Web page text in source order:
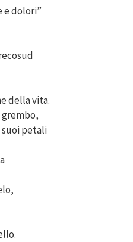
e dolori”
della vita.
grembo,
suoi petali